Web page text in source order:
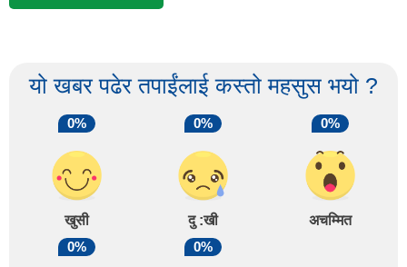
यो खबर पढेर तपाईंलाई कस्तो महसुस भयो ?
0%
खुसी
0%
दु :खी
0%
अचम्मित
0%
0%